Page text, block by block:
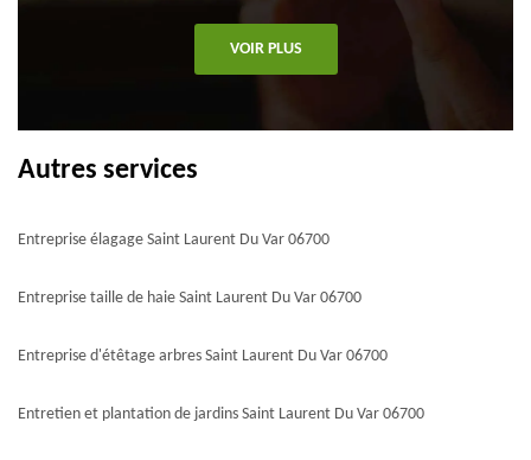
VOIR PLUS
Autres services
Entreprise élagage Saint Laurent Du Var 06700
Entreprise taille de haie Saint Laurent Du Var 06700
Entreprise d'étêtage arbres Saint Laurent Du Var 06700
Entretien et plantation de jardins Saint Laurent Du Var 06700